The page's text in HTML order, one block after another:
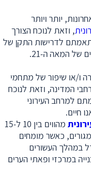
יותר ויותר
, וזאת לנוכח הצורך
לדרישות התקן של
של המאה ה-21.
ו/או שיפור של מתחמי
המדינה, וזאת לנוכח
למרחב העירוני
חיים.
מהווים בין 10 ל-15
כאשר מומחים
במהלך העשורים
במרכזי ופאתי הערים